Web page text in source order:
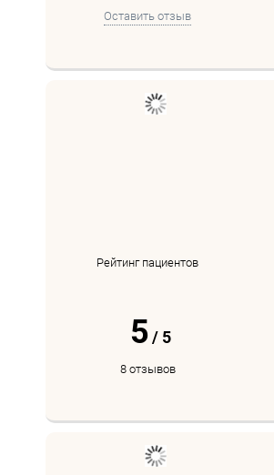
Оставить отзыв
Рейтинг пациентов
5 / 5
8 отзывов